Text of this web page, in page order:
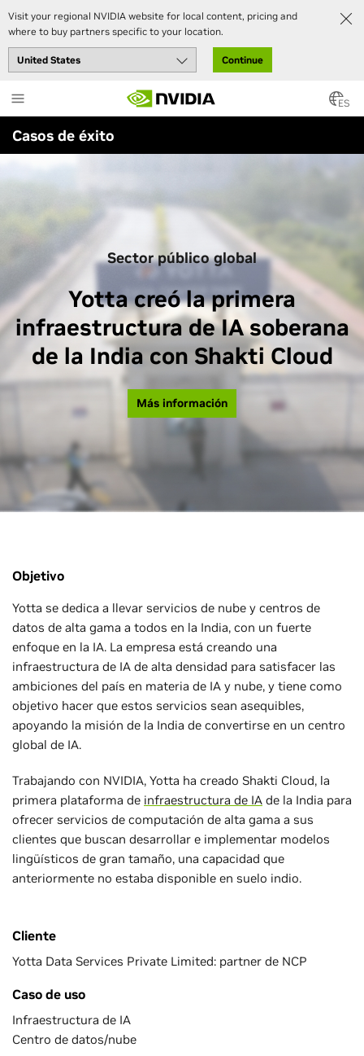
Visit your regional NVIDIA website for local content, pricing and
where to buy partners specific to your location.
Continue
to
main
content
ES
Casos de éxito
Sector público global
Yotta creó la primera
infraestructura de IA soberana
de la India con Shakti Cloud
Más información
Objetivo
Yotta se dedica a llevar servicios de nube y centros de
datos de alta gama a todos en la India, con un fuerte
enfoque en la IA. La empresa está creando una
infraestructura de IA de alta densidad para satisfacer las
ambiciones del país en materia de IA y nube, y tiene como
objetivo hacer que estos servicios sean asequibles,
apoyando la misión de la India de convertirse en un centro
global de IA.
Trabajando con NVIDIA, Yotta ha creado Shakti Cloud, la
primera plataforma de infraestructura de IA de la India para
ofrecer servicios de computación de alta gama a sus
clientes que buscan desarrollar e implementar modelos
lingüísticos de gran tamaño, una capacidad que
anteriormente no estaba disponible en suelo indio.
Cliente
Yotta Data Services Private Limited: partner de NCP
Caso de uso
Infraestructura de IA
Centro de datos/nube